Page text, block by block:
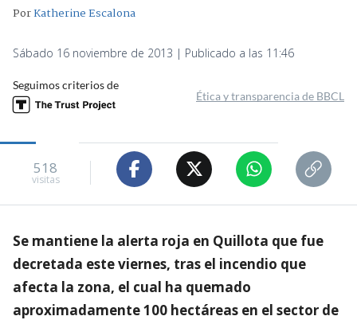
PorKatherine Escalona
Sábado 16 noviembre de 2013 | Publicado a las 11:46
Seguimos criterios de
Ética y transparencia de BBCL
518
visitas
Se mantiene la alerta roja en Quillota que fue
decretada este viernes, tras el incendio que
afecta la zona, el cual ha quemado
aproximadamente 100 hectáreas en el sector de